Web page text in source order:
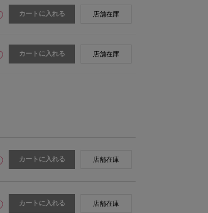
カートに入れる 店舗在庫
カートに入れる 店舗在庫
カートに入れる 店舗在庫
カートに入れる 店舗在庫